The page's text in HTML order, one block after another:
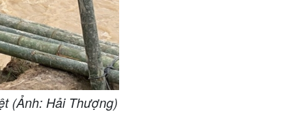
(Ảnh: Hải Thượng)